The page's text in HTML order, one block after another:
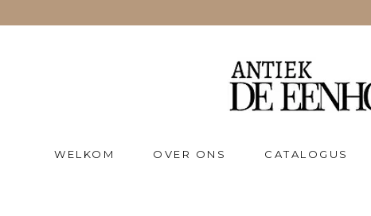
WELKOM OVER ONS CATALOGUS